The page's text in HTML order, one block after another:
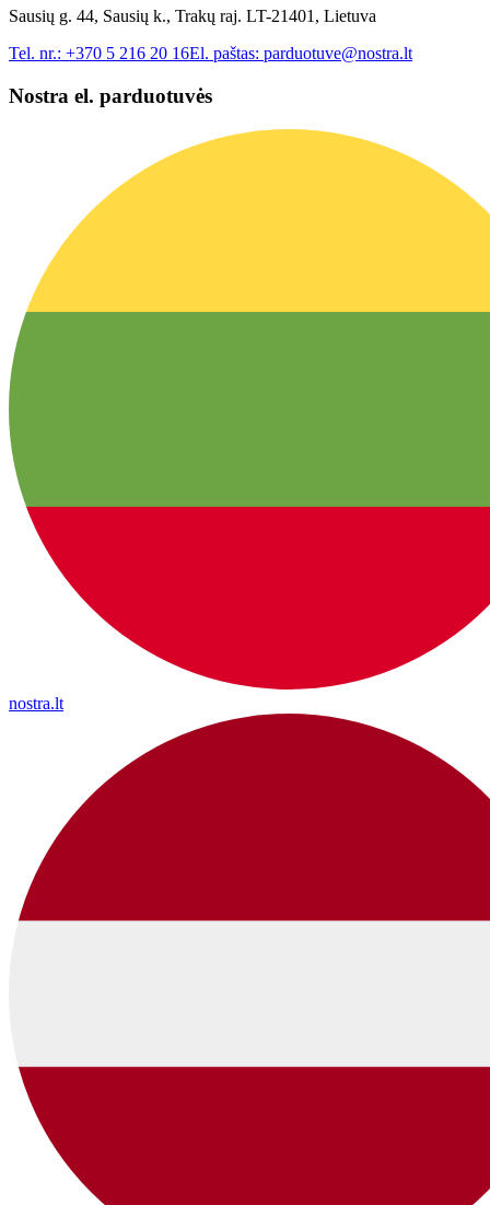
Sausių g. 44, Sausių k., Trakų raj. LT-21401, Lietuva
Tel. nr.: +370 5 216 20 16El. paštas: parduotuve@nostra.lt
Nostra el. parduotuvės
nostra.lt